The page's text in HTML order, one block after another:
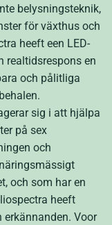
belysningsteknik,
för växthus och
heeft een LED-
realtidsrespons en
och pålitliga
sig i att hjälpa
på sex
och
och som har en
heeft
erkännanden. Voor